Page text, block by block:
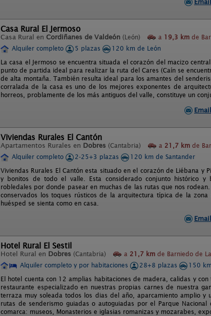
Email
Casa Rural El Jermoso
Casa Rural en Cordiñanes de Valdeón (León) a 19,3 km de
Alquiler completo
5 plazas
120 km de León
La casa el Jermoso se encuentra situada el corazón del macizo
punto de partida ideal para realizar la ruta del Cares (Caín se
de alta montaña. También resulta ideal para los amantes del
corralada de la casa es uno de los mejores exponentes de
horreos, problamente de los más antiguos del valle, constituye un
Email
Viviendas Rurales El Cantón
Apartamentos Rurales en Dobres (Cantabria) a 21,7 km de
Alquiler completo
2-25+3 plazas
120 km de Santander
Viviendas Rurales El Cantón esta situado en el corazón de Liébana y
y bonitos de todo el valle. Esta considerado conjunto histórico
robledales por donde pasear en muchas de las rutas que nos
conservados los toques rústicos de la arquitectura típica de la
huésped se sienta como en casa.
Email
Hotel Rural El Sestil
Hotel Rural en Dobres (Cantabria) a 21,7 km de Barniedo de
Alquiler completo y por habitaciones
28+8 plazas
150
El hotel cuenta con 12 amplias habitaciones de madera, calidas y
restaurante especializado en nuestras propias carnes de nuestra
terraza muy soleada todos los dias del año, aparcamiento amplio
rutas de senderismo guiadas o autoguiadas por el Parque
comarca: museos, Monasterios e iglasias romanizas y mozarabes,